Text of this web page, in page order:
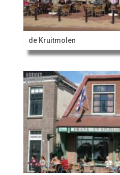
de Kruitmolen